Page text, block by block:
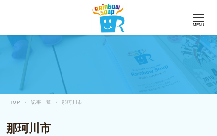
MENU
TOP 記事一覧 那珂川市
那珂川市